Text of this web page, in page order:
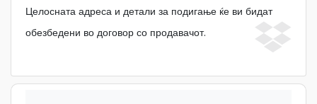
Целосната адреса и детали за подигање ќе ви бидат
обезбедени во договор со продавачот.